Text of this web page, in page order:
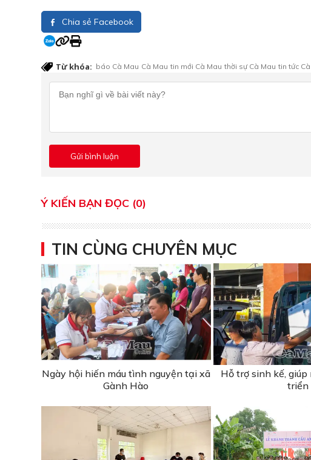
Chia sẻ Facebook
Từ khóa: báo Cà Mau Cà Mau tin mới Cà Mau thời sự Cà Mau tin tức
Ý KIẾN BẠN ĐỌC (0)
TIN CÙNG CHUYÊN MỤC
Ngày hội hiến máu tình nguyện tại xã
Gành Hào
Hỗ trợ sinh kế,
triển